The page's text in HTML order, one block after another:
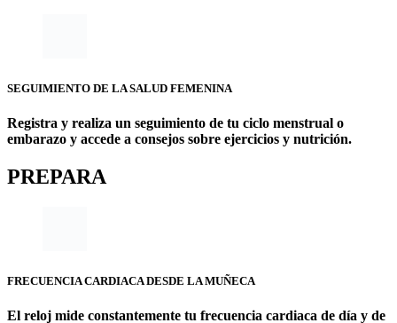
SEGUIMIENTO DE LA SALUD FEMENINA
Registra y realiza un seguimiento de tu ciclo menstrual o
embarazo y accede a consejos sobre ejercicios y nutrición.
PREPARA
FRECUENCIA CARDIACA DESDE LA MUÑECA
El reloj mide constantemente tu frecuencia cardiaca de día y de